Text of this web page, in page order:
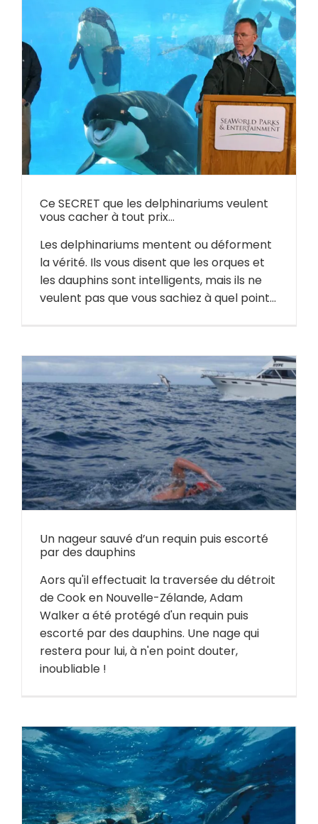
Ce SECRET que les delphinariums veulent
vous cacher à tout prix…
Les delphinariums mentent ou déforment
la vérité. Ils vous disent que les orques et
les dauphins sont intelligents, mais ils ne
veulent pas que vous sachiez à quel point...
Un nageur sauvé d’un requin puis escorté
par des dauphins
Aors qu'il effectuait la traversée du détroit
de Cook en Nouvelle-Zélande, Adam
Walker a été protégé d'un requin puis
escorté par des dauphins. Une nage qui
restera pour lui, à n'en point douter,
inoubliable !